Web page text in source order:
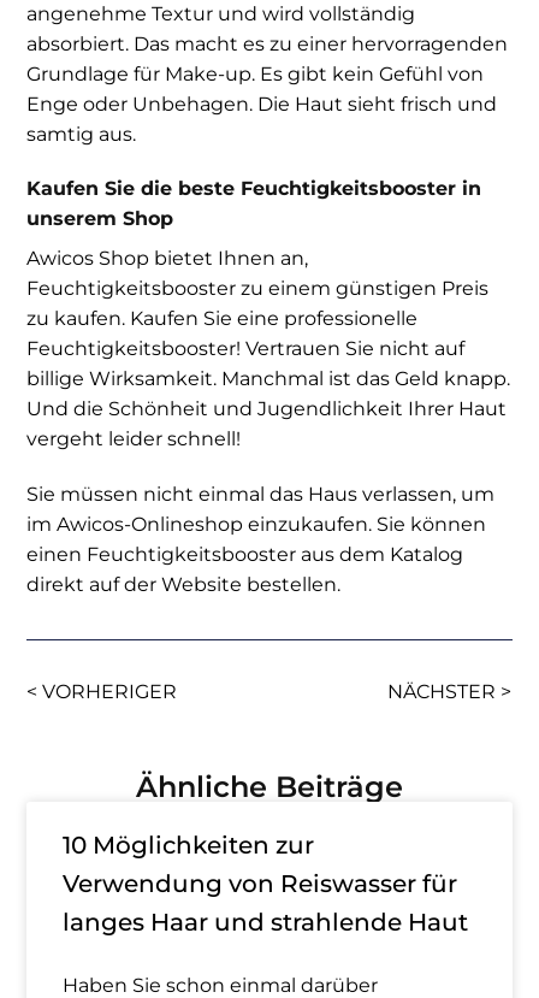
angenehme Textur und wird vollständig
absorbiert. Das macht es zu einer hervorragenden
Grundlage für Make-up. Es gibt kein Gefühl von
Enge oder Unbehagen. Die Haut sieht frisch und
samtig aus.
Kaufen Sie die beste Feuchtigkeitsbooster in
unserem Shop
Awicos Shop bietet Ihnen an,
Feuchtigkeitsbooster zu einem günstigen Preis
zu kaufen. Kaufen Sie eine professionelle
Feuchtigkeitsbooster! Vertrauen Sie nicht auf
billige Wirksamkeit. Manchmal ist das Geld knapp.
Und die Schönheit und Jugendlichkeit Ihrer Haut
vergeht leider schnell!
Sie müssen nicht einmal das Haus verlassen, um
im Awicos-Onlineshop einzukaufen. Sie können
einen Feuchtigkeitsbooster aus dem Katalog
direkt auf der Website bestellen.
< VORHERIGER NÄCHSTER >
Ähnliche Beiträge
10 Möglichkeiten zur
Verwendung von Reiswasser für
langes Haar und strahlende Haut
Haben Sie schon einmal darüber